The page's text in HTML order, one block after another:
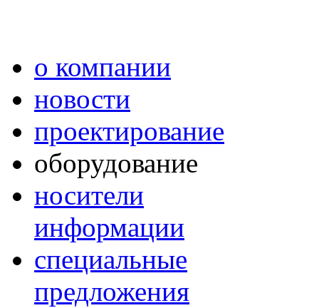
о компании
новости
проектирование
оборудование
носители
информации
специальные
предложения